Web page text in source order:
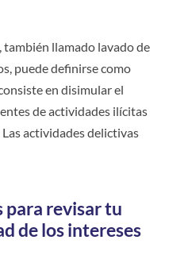
también llamado lavado de
puede definirse como
en disimular el
de actividades ilícitas
actividades delictivas
revisar tu
de los intereses